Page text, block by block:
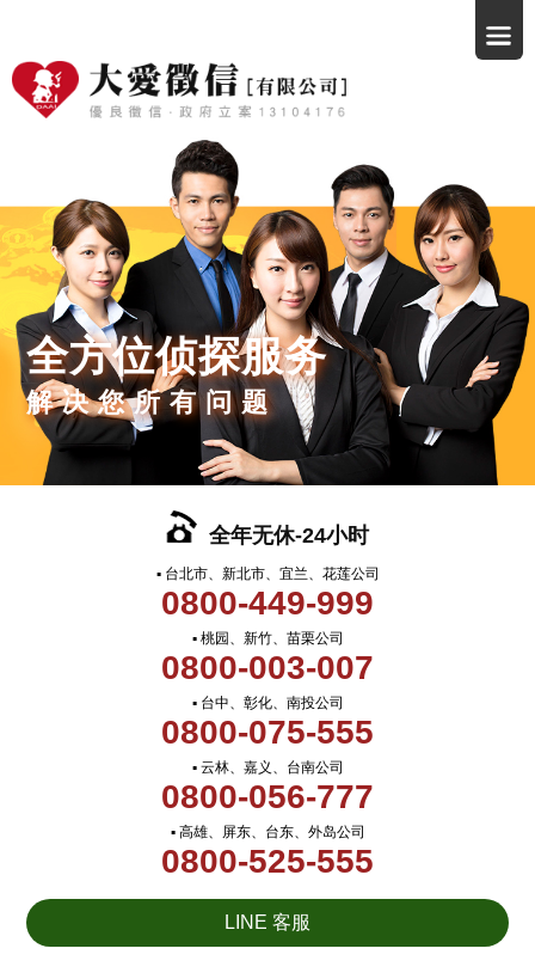
全方位侦探服务
解决您所有问题
全年无休-24小时
▪ 台北市、新北市、宜兰、花莲公司
0800-449-999
▪ 桃园、新竹、苗栗公司
0800-003-007
▪ 台中、彰化、南投公司
0800-075-555
▪ 云林、嘉义、台南公司
0800-056-777
▪ 高雄、屏东、台东、外岛公司
0800-525-555
LINE 客服